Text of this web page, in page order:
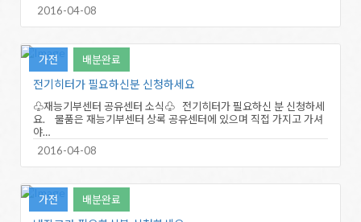
2016-04-08
가전 배분완료
전기히터가 필요하신분 신청하세요
♧재능기부센터 공유센터 소식♧ 전기히터가 필요하신 분 신청하세
요. 물품은 재능기부센터 상록 공유센터에 있으며 직접 가지고 가셔
야…
2016-04-08
가전 배분완료